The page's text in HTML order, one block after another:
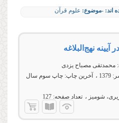
اند: -موضوع: علوم قرآن
آیینه نهج‌البلاغه
محمدتقی مصباح یزدی
1379 آخرین چاپ: چاپ سوم سال
شومیز تعداد صفحه: 127